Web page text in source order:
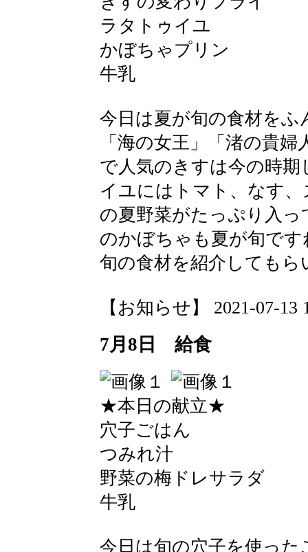
ラタトゥイユ
かぼちゃプリン
牛乳
今日は夏が旬の食材を
「海の女王」「渚の貴
で人気のきすは今の時
イユにはトマト、なす
の夏野菜がたっぷり入
のかぼちゃも夏が旬で
旬の食材を紹介してもら
【お知らせ】 2021-07-13
7月8日 給食
★本日の献立★
穴子ごはん
つみれ汁
野菜の梅ドレサラダ
牛乳
今日は旬の穴子を使っ